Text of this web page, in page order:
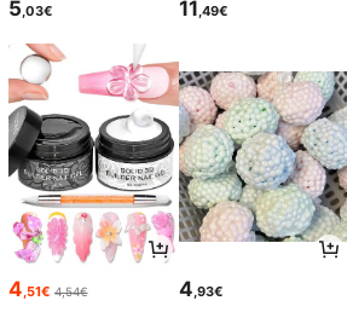
5,03€ 11,49€
4,51€ 4,54€ 4,93€